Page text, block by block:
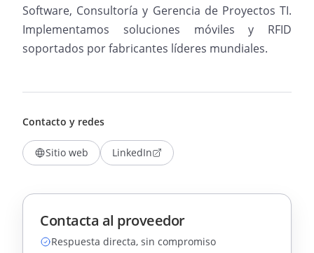
Software, Consultoría y Gerencia de Proyectos TI.
Implementamos soluciones móviles y RFID
soportados por fabricantes líderes mundiales.
Contacto y redes
Sitio web LinkedIn
Contacta al proveedor
Respuesta directa, sin compromiso